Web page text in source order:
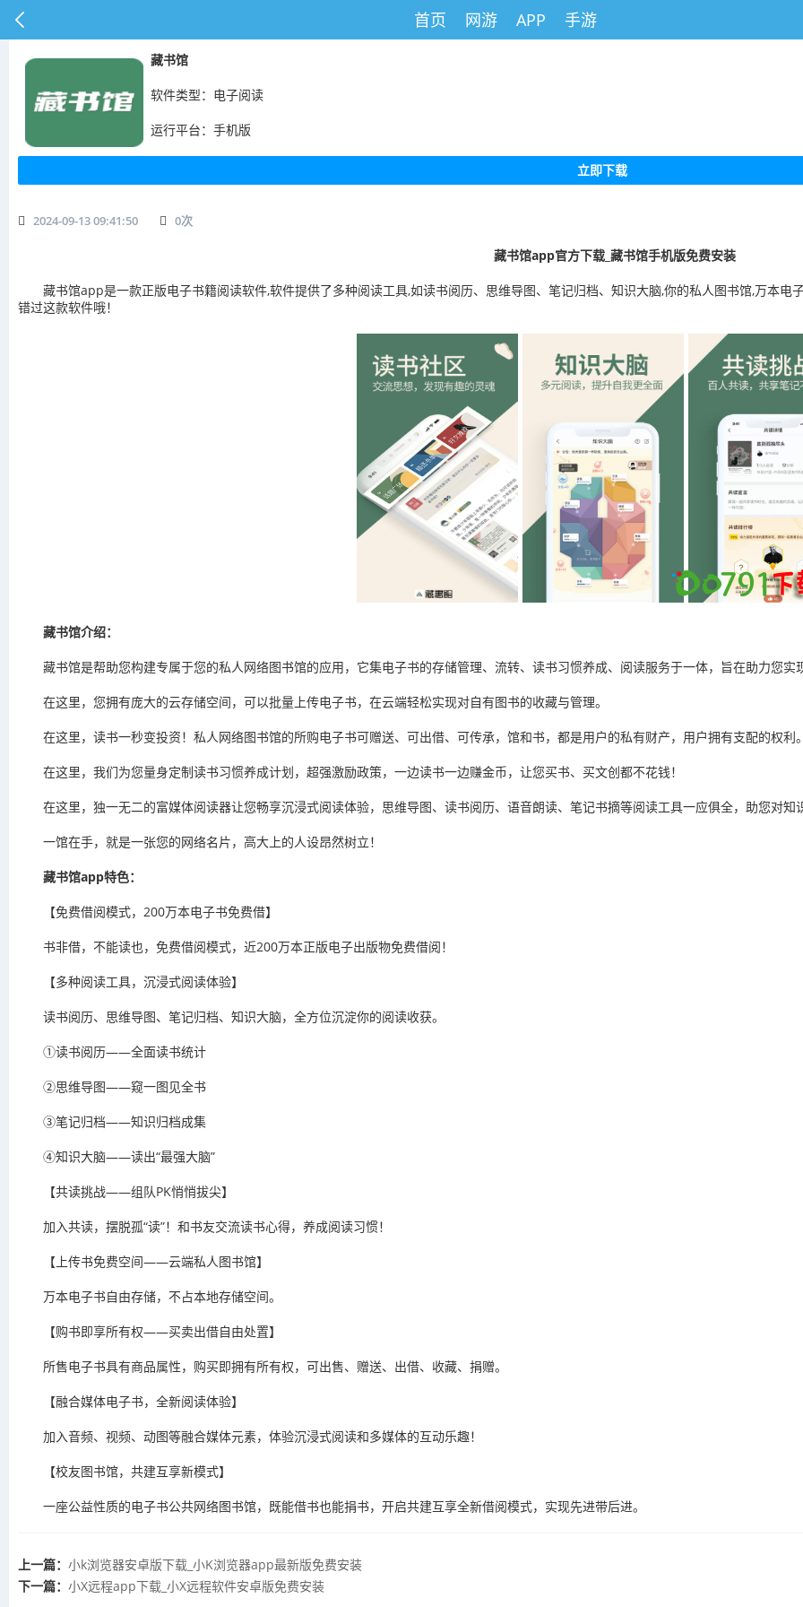
首页 网游 APP 手游
​藏书馆
软件类型：电子阅读
运行平台：手机版
立即下载
2024-09-13 09:41:50 0次
藏书馆app官方下载_藏书馆手机版免费安装
藏书馆app是一款正版电子书籍阅读软件,软件提供了多种阅读工具,如读书阅历、思维导图、笔记归档、知识大脑,你的私人图书馆,万本
错过这款软件哦！
藏书馆介绍：
藏书馆是帮助您构建专属于您的私人网络图书馆的应用，它集电子书的存储管理、流转、读书习惯养成、阅读服务于一体，旨在助力您实
在这里，您拥有庞大的云存储空间，可以批量上传电子书，在云端轻松实现对自有图书的收藏与管理。
在这里，读书一秒变投资！私人网络图书馆的所购电子书可赠送、可出借、可传承，馆和书，都是用户的私有财产，用户拥有支配的权利。
在这里，我们为您量身定制读书习惯养成计划，超强激励政策，一边读书一边赚金币，让您买书、买文创都不花钱！
在这里，独一无二的富媒体阅读器让您畅享沉浸式阅读体验，思维导图、读书阅历、语音朗读、笔记书摘等阅读工具一应俱全，助您对知
一馆在手，就是一张您的网络名片，高大上的人设昂然树立！
藏书馆app特色：
【免费借阅模式，200万本电子书免费借】
书非借，不能读也，免费借阅模式，近200万本正版电子出版物免费借阅！
【多种阅读工具，沉浸式阅读体验】
读书阅历、思维导图、笔记归档、知识大脑，全方位沉淀你的阅读收获。
①读书阅历——全面读书统计
②思维导图——窥一图见全书
③笔记归档——知识归档成集
④知识大脑——读出“最强大脑”
【共读挑战——组队PK悄悄拔尖】
加入共读，摆脱孤“读”！和书友交流读书心得，养成阅读习惯！
【上传书免费空间——云端私人图书馆】
万本电子书自由存储，不占本地存储空间。
【购书即享所有权——买卖出借自由处置】
所售电子书具有商品属性，购买即拥有所有权，可出售、赠送、出借、收藏、捐赠。
【融合媒体电子书，全新阅读体验】
加入音频、视频、动图等融合媒体元素，体验沉浸式阅读和多媒体的互动乐趣！
【校友图书馆，共建互享新模式】
一座公益性质的电子书公共网络图书馆，既能借书也能捐书，开启共建互享全新借阅模式，实现先进带后进。
上一篇： ​小k浏览器安卓版下载_小K浏览器app最新版免费安装
下一篇： ​小X远程app下载_小X远程软件安卓版免费安装